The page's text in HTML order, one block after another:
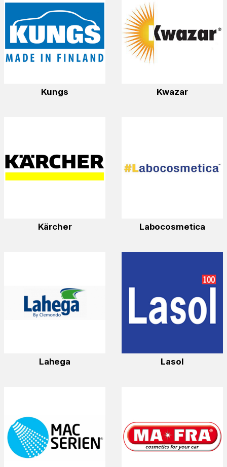
Kungs Kwazar
Kärcher Labocosmetica
Lahega Lasol